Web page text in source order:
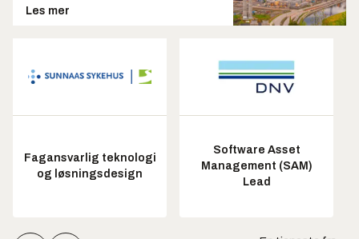
Les mer
Fagansvarlig teknologi
og løsningsdesign
Software Asset
Management (SAM)
Lead